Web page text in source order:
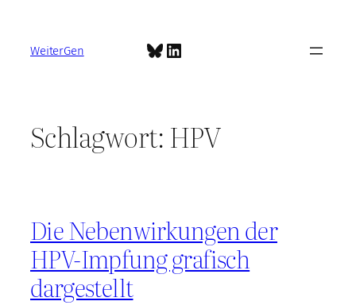
springen
WeiterGen Bluesky
LinkedIn
Schlagwort: HPV
Die Nebenwirkungen der
HPV-Impfung grafisch
dargestellt